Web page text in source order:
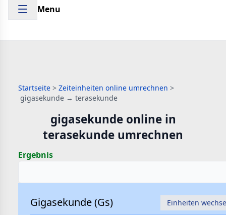
Menu
Startseite > Zeiteinheiten online umrechnen >
gigasekunde → terasekunde
gigasekunde online in
terasekunde umrechnen
Ergebnis
Gigasekunde (Gs) Einheiten